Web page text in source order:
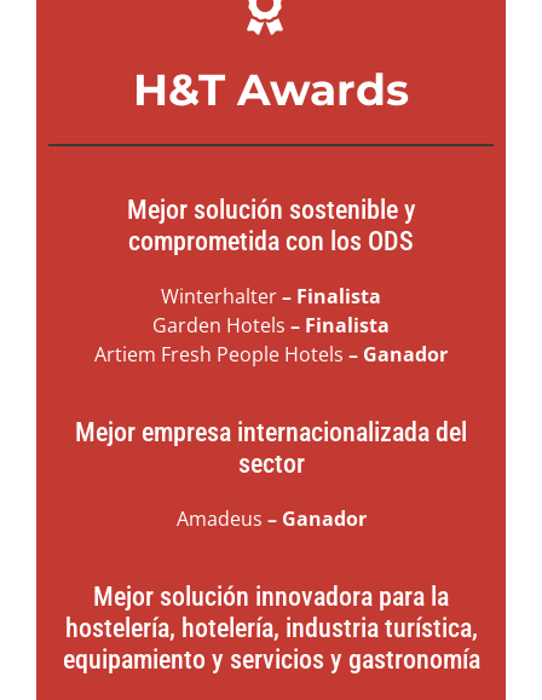
H&T Awards
Mejor solución sostenible y
comprometida con los ODS
Winterhalter– Finalista
Garden Hotels – Finalista
Artiem Fresh People Hotels – Ganador
Mejor empresa internacionalizada del
sector
Amadeus – Ganador
Mejor solución innovadora para la
hostelería, hotelería, industria turística,
equipamiento y servicios y gastronomía